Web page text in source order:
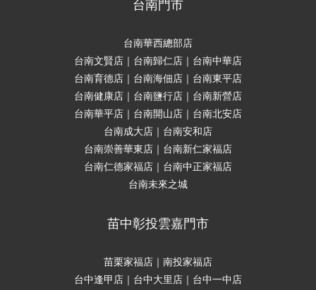
台南門市
台南華西總部店
台南文賢店｜台南歸仁店｜台南中華店
台南育德店｜台南海佃店｜台南東平店
台南健康店｜台南鹽行店｜台南新營店
台南華平店｜台南開山店｜台南北安店
台南成大店｜台南安和店
台南崇善華東店｜台南新仁家福店
台南仁德家福店｜台南中正家福店
台南未來之城
苗中彰投雲嘉門市
苗栗家福店｜南投家福店
台中逢甲店｜台中大里店｜台中一中店